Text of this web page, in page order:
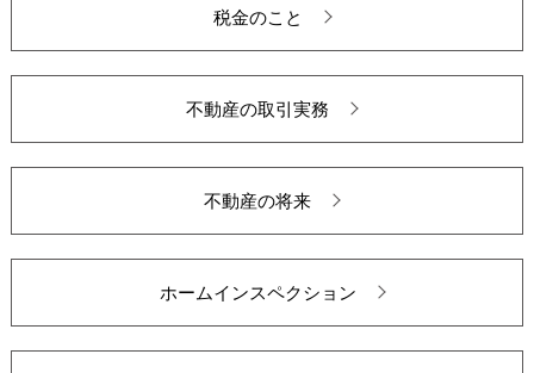
税金のこと
不動産の取引実務
不動産の将来
ホームインスペクション